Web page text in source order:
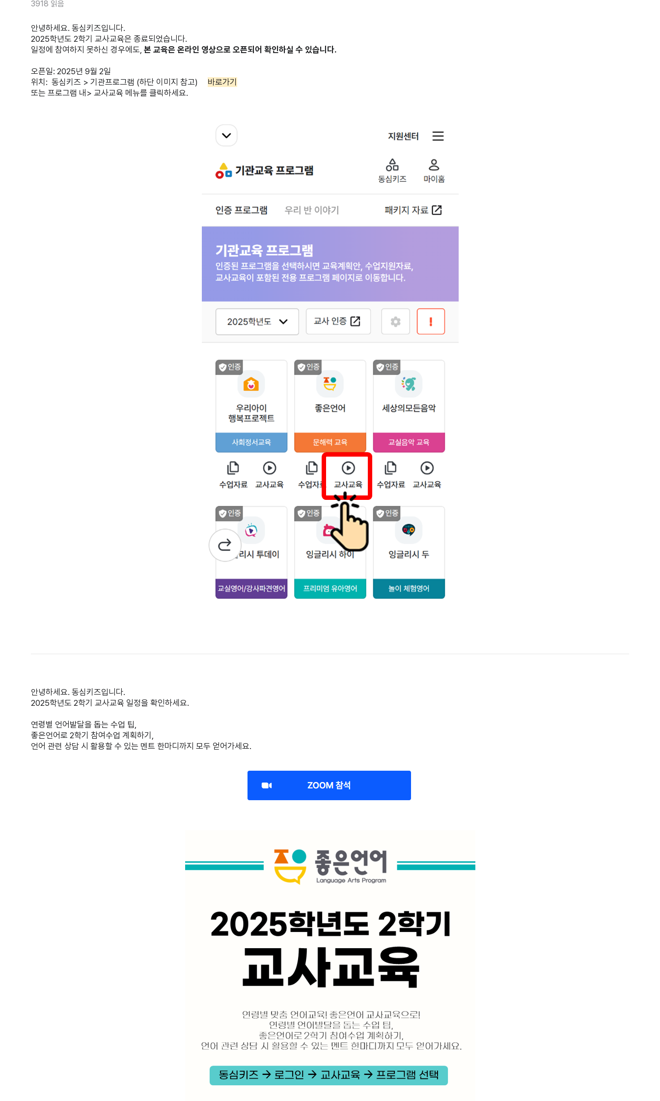
3918 읽음
안녕하세요. 동심키즈입니다.
2025학년도 2학기 교사교육은 종료되었습니다.
일정에 참여하지 못하신 경우에도, 본 교육은 온라인 영상으로 오픈되어 확인하실 수 있습니다.
오픈일: 2025년 9월 2일
위치: 동심키즈 > 기관프로그램 (하단 이미지 참고) 바로가기
또는 프로그램 내> 교사교육 메뉴를 클릭하세요.
안녕하세요. 동심키즈입니다.
2025학년도 2학기 교사교육 일정을 확인하세요.
연령별 언어발달을 돕는 수업 팁,
좋은언어로 2학기 참여수업 계획하기,
언어 관련 상담 시 활용할 수 있는 멘트 한마디까지 모두 얻어가세요.